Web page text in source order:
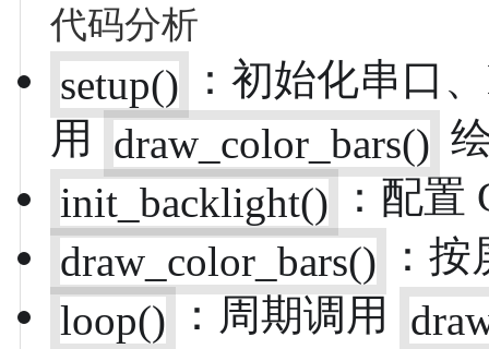
代码分析
setup()
：初始化串口
用
draw_color_bars()
init_backlight()
：配
draw_color_bars()
：
loop()
：周期调用